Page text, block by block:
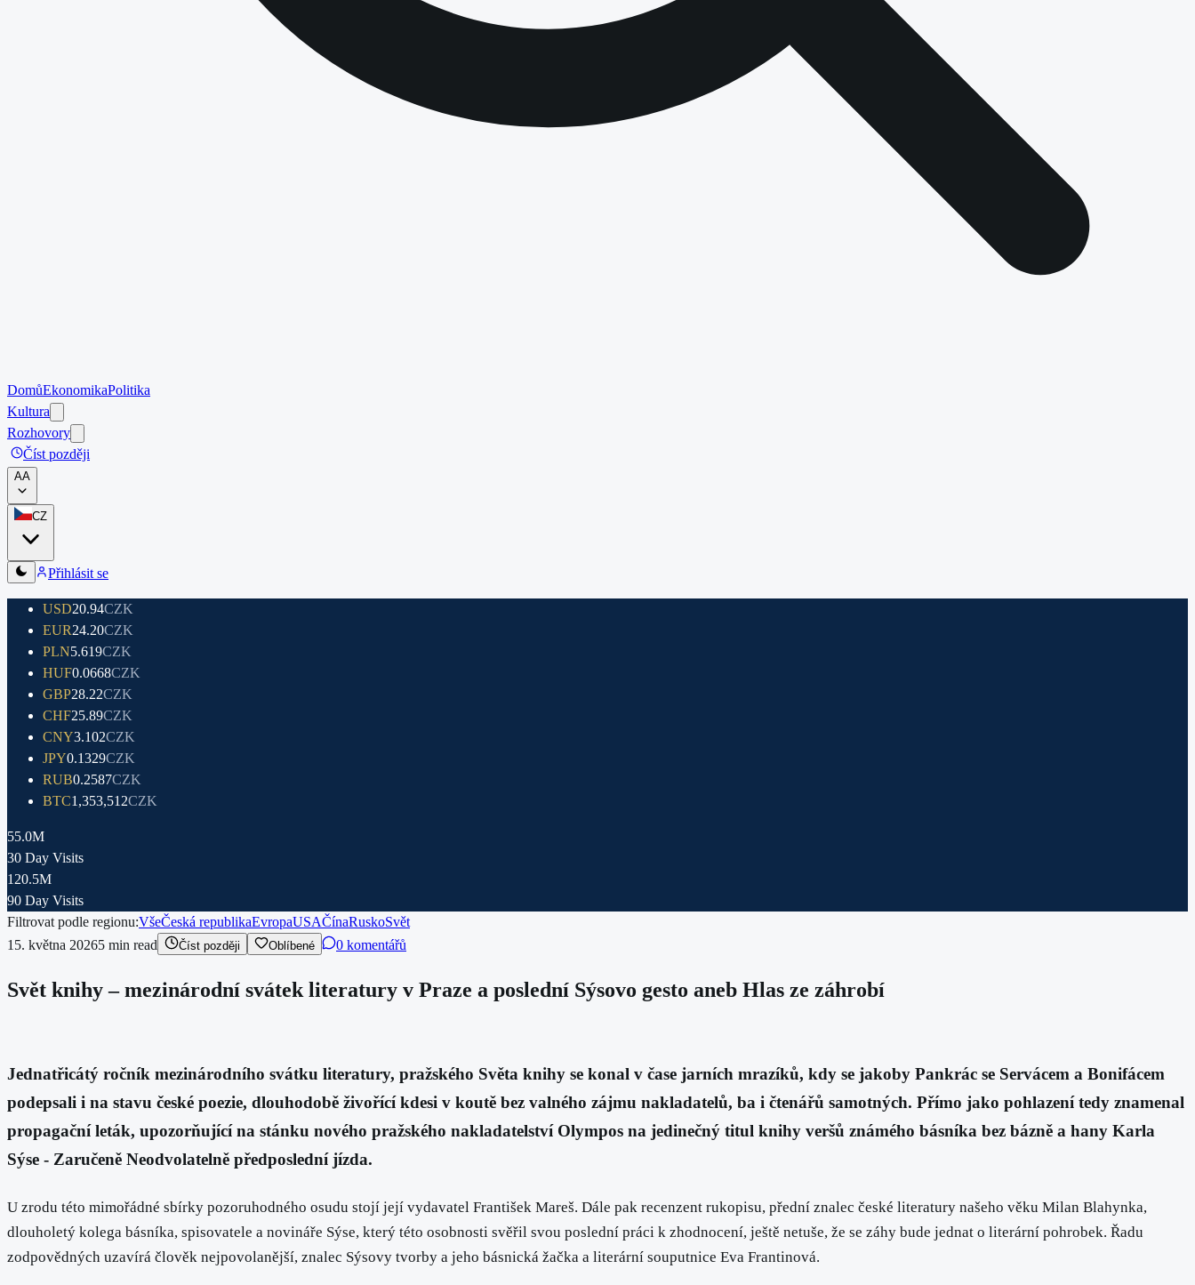
DomůEkonomikaPolitika
Kultura
Rozhovory
Číst později
AA
CZ
Přihlásit se
USD20.94CZK
EUR24.20CZK
PLN5.619CZK
HUF0.0668CZK
GBP28.22CZK
CHF25.89CZK
CNY3.102CZK
JPY0.1329CZK
RUB0.2587CZK
BTC1,353,512CZK
55.0M
30 Day Visits
120.5M
90 Day Visits
Filtrovat podle regionu:VšeČeská republikaEvropaUSAČínaRuskoSvět
15. května 20265 min read Číst později Oblíbené 0 komentářů
Svět knihy – mezinárodní svátek literatury v Praze a poslední Sýsovo gesto aneb Hlas ze záhrobí
Jednatřicátý ročník mezinárodního svátku literatury, pražského Světa knihy se konal v čase jarních mrazíků, kdy se jakoby Pankrác se Servácem a Bonifácem
podepsali i na stavu české poezie, dlouhodobě živořící kdesi v koutě bez valného zájmu nakladatelů, ba i čtenářů samotných. Přímo jako pohlazení tedy znamenal
propagační leták, upozorňující na stánku nového pražského nakladatelství Olympos na jedinečný titul knihy veršů známého básníka bez bázně a hany Karla
Sýse - Zaručeně Neodvolatelně předposlední jízda.
U zrodu této mimořádné sbírky pozoruhodného osudu stojí její vydavatel František Mareš. Dále pak recenzent rukopisu, přední znalec české literatury našeho věku Milan Blahynka,
dlouholetý kolega básníka, spisovatele a novináře Sýse, který této osobnosti svěřil svou poslední práci k zhodnocení, ještě netuše, že se záhy bude jednat o literární pohrobek. Řadu
zodpovědných uzavírá člověk nejpovolanější, znalec Sýsovy tvorby a jeho básnická žačka a literární souputnice Eva Frantinová.